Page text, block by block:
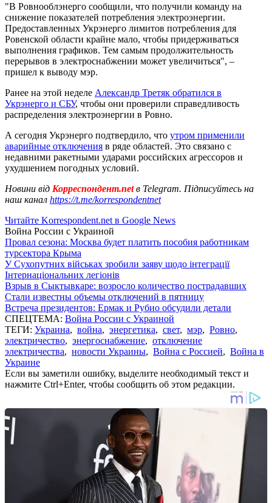
"В Ровнооблэнерго сообщили, что получили команду на
снижение показателей потребления электроэнергии.
Предоставленных Укрэнерго лимитов потребления для
Ровенской области крайне мало, чтобы придерживаться
выполнения графиков. Тем самым продолжительность
перерывов в электроснабжении может увеличиться", –
пришел к выводу мэр.
Ранее на этой неделе Александр Третяк обратился в
Укрэнерго и СБУ, чтобы они проверили справедливость
распределения электроэнергии в Ровно.
А сегодня Укрэнерго подтвердило, что утром применили
аварийные отключения в ряде областей. Это связано с
недавними ракетными ударами российских агрессоров и
ухудшением погодных условий.
Новини від Корреспондент.netв Telegram. Підписуйтесь на
наш канал https://t.me/korrespondentnet
Читайте Korrespondent.net в Google News
Война России с Украиной
Провал сезона: Москва будет платить пособия работникам
турсектора Крыма
У Сухопутних військах зробили заяву щодо інтеграції
Інтернаціональних легіонів
Взрыв в Сыктывкаре: возросло количество пострадавших
Стали известны объемы отключений в пятницу
Встреча президентов: Ермак и Рубио обсудили детали
СПЕЦТЕМА: Война России с Украиной
ТЕГИ: Украина, война, энергетика, свет, мэр, Ровно,
электричество, энергоснабжение, отключение
электричества, новости Украины, Война с Россией, Война в
Украине
Если вы заметили ошибку, выделите необходимый текст и
нажмите Ctrl+Enter, чтобы сообщить об этом редакции.